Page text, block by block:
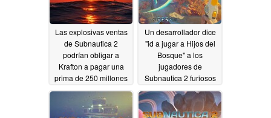
Las explosivas ventas
de Subnautica 2
podrían obligar a
Krafton a pagar una
prima de 250 millones
de dólares a Unknown
Worlds por orden
judicial06/02/2026
Un desarrollador dice
"id a jugar a Hijos del
Bosque" a los
jugadores de
Subnautica 2 furiosos
por no tener armas
05/23/2026